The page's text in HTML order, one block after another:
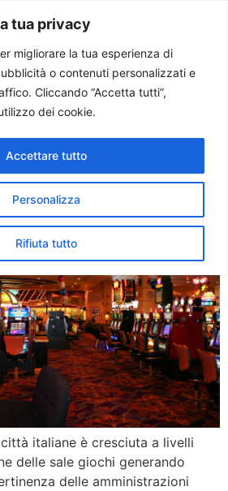
tua privacy
migliorare la tua esperienza di
o contenuti personalizzati e
Cliccando “Accetta tutti”,
dei cookie.
Personalizza
Rifiuta tutto
Accettare tutto
machine
cresce la
italiane è cresciuta a livelli
delle sale giochi generando
delle amministrazioni